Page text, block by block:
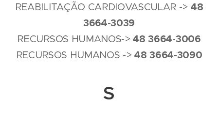
REABILITAÇÃO CARDIOVASCULAR -> 48
3664-3039
RECURSOS HUMANOS-> 483664-3006
RECURSOS HUMANOS ->483664-3090
S